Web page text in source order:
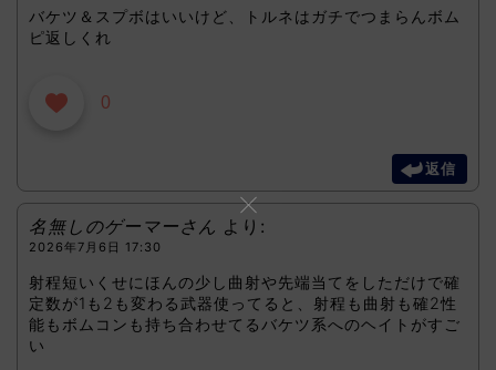
バケツ＆スプボはいいけど、トルネはガチでつまらんボム
ピ返しくれ
0
返信
名無しのゲーマーさん より:
2026年7月6日 17:30
射程短いくせにほんの少し曲射や先端当てをしただけで確
定数が1も2も変わる武器使ってると、射程も曲射も確2性
能もボムコンも持ち合わせてるバケツ系へのヘイトがすご
い